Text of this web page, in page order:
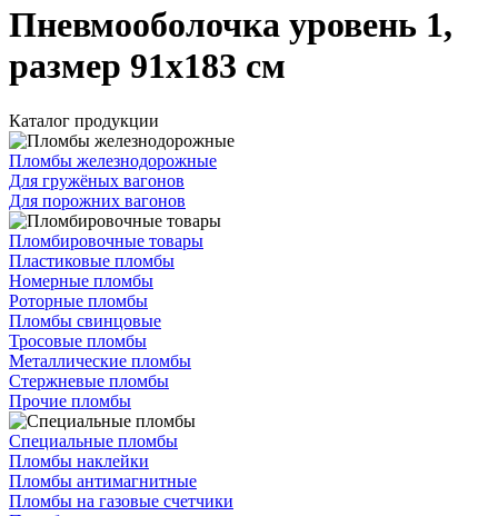
Пневмооболочка уровень 1,
размер 91x183 см
Каталог продукции
Пломбы железнодорожные
Для гружёных вагонов
Для порожних вагонов
Пломбировочные товары
Пластиковые пломбы
Номерные пломбы
Роторные пломбы
Пломбы свинцовые
Тросовые пломбы
Металлические пломбы
Стержневые пломбы
Прочие пломбы
Специальные пломбы
Пломбы наклейки
Пломбы антимагнитные
Пломбы на газовые счетчики